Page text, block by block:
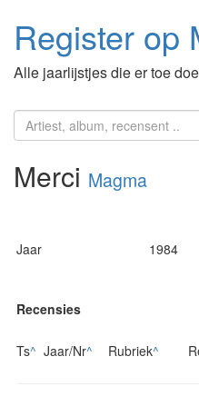
Register op
Alle jaarlijstjes die er toe
Merci Magma
Jaar 1984
Recensies
Ts^ Jaar/Nr^ Rubriek^